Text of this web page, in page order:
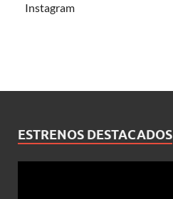
Instagram
ESTRENOS DESTACADOS